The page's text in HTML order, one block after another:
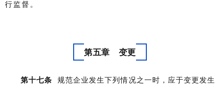
行监督。
第五章 变更
第十七条 规范企业发生下列情况之一时，应于变更发生